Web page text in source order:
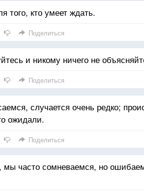
того, кто умеет ждать.
Поделиться
и никому ничего не
Поделиться
случается очень редко;
ожидали.
Поделиться
мы часто сомневаемся, но